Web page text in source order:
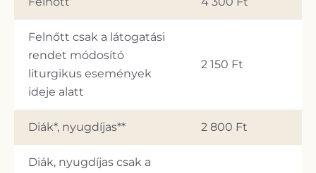
Felnőtt csak a látogatási
rendet módosító
liturgikus események
ideje alatt
2 150 Ft
Diák*, nyugdíjas** 2 800 Ft
Diák, nyugdíjas csak a